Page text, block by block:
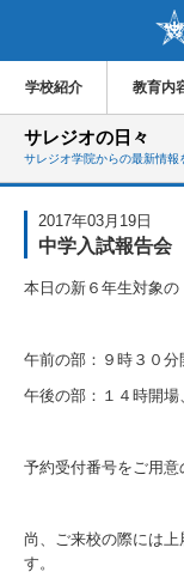
学校紹介 教育内
サレジオの日々
サレジオ学院からの最新情報
2017年03月19日
中学入試報告会
本日の新６年生対象の
午前の部：９時３０
午後の部：１４時開
予約受付番号をご用意
尚、ご来校の際には
す。